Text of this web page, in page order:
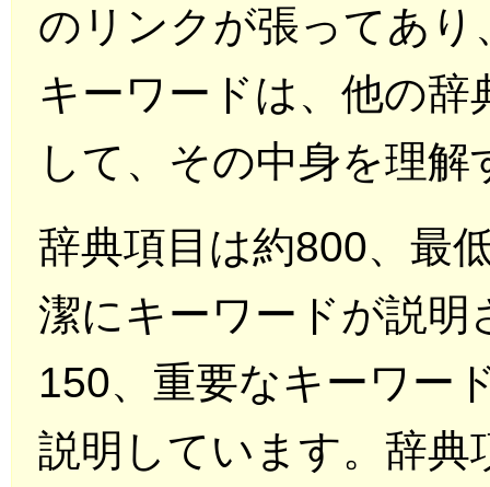
のリンクが張ってあ
キーワードは、他の
して、その中身を理
辞典項目は約800、最
潔にキーワードが説明
150、重要なキーワー
説明しています。辞